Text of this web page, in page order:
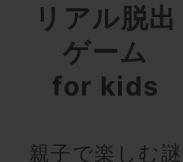
リアル脱出
ゲーム
for kids
親子で楽しむ謎